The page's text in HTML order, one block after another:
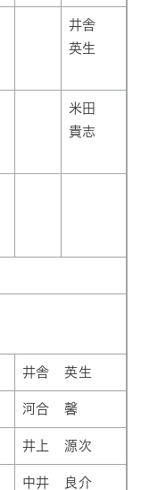
井舎
英生
米田
貴志
井舎 英生
河合 馨
井上 源次
中井 良介